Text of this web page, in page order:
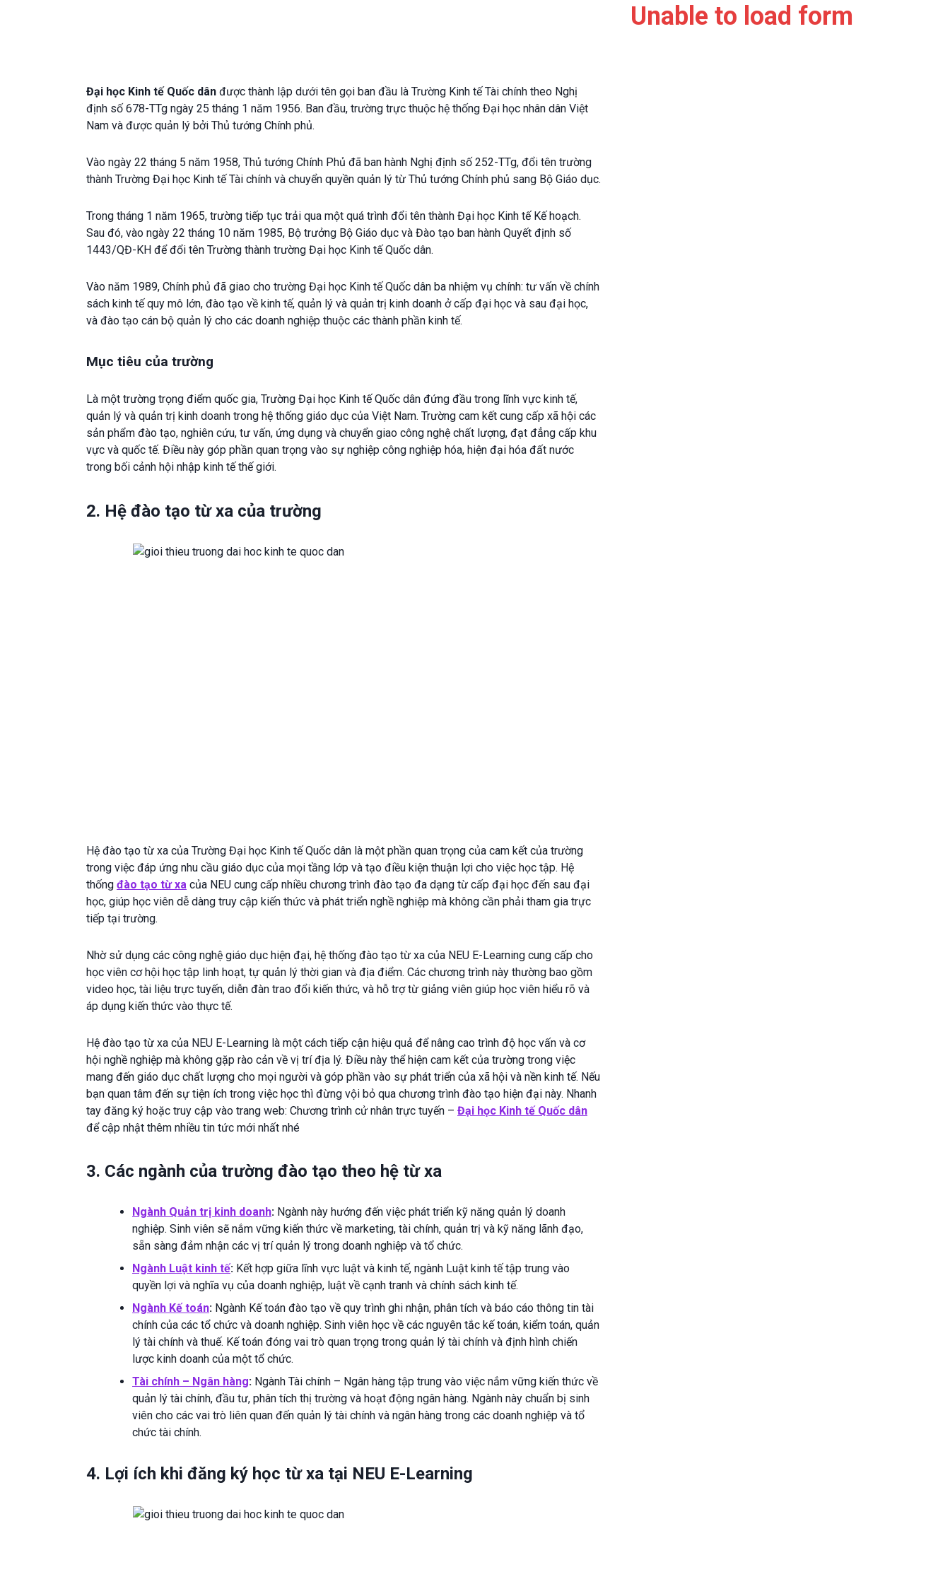
Đại học Kinh tế Quốc dân được thành lập dưới tên gọi ban đầu là Trường Kinh tế Tài chính theo Nghị
định số 678-TTg ngày 25 tháng 1 năm 1956. Ban đầu, trường trực thuộc hệ thống Đại học nhân dân Việt
Nam và được quản lý bởi Thủ tướng Chính phủ.
Vào ngày 22 tháng 5 năm 1958, Thủ tướng Chính Phủ đã ban hành Nghị định số 252-TTg, đổi tên trường
thành Trường Đại học Kinh tế Tài chính và chuyển quyền quản lý từ Thủ tướng Chính phủ sang Bộ Giáo dục.
Trong tháng 1 năm 1965, trường tiếp tục trải qua một quá trình đổi tên thành Đại học Kinh tế Kế hoạch.
Sau đó, vào ngày 22 tháng 10 năm 1985, Bộ trưởng Bộ Giáo dục và Đào tạo ban hành Quyết định số
1443/QĐ-KH để đổi tên Trường thành trường Đại học Kinh tế Quốc dân.
Vào năm 1989, Chính phủ đã giao cho trường Đại học Kinh tế Quốc dân ba nhiệm vụ chính: tư vấn về chính
sách kinh tế quy mô lớn, đào tạo về kinh tế, quản lý và quản trị kinh doanh ở cấp đại học và sau đại học,
và đào tạo cán bộ quản lý cho các doanh nghiệp thuộc các thành phần kinh tế.
Mục tiêu của trường
Là một trường trọng điểm quốc gia, Trường Đại học Kinh tế Quốc dân đứng đầu trong lĩnh vực kinh tế,
quản lý và quản trị kinh doanh trong hệ thống giáo dục của Việt Nam. Trường cam kết cung cấp xã hội các
sản phẩm đào tạo, nghiên cứu, tư vấn, ứng dụng và chuyển giao công nghệ chất lượng, đạt đẳng cấp khu
vực và quốc tế. Điều này góp phần quan trọng vào sự nghiệp công nghiệp hóa, hiện đại hóa đất nước
trong bối cảnh hội nhập kinh tế thế giới.
2. Hệ đào tạo từ xa của trường
Hệ đào tạo từ xa của Trường Đại học Kinh tế Quốc dân là một phần quan trọng của cam kết của trường
trong việc đáp ứng nhu cầu giáo dục của mọi tầng lớp và tạo điều kiện thuận lợi cho việc học tập. Hệ
thống đào tạo từ xa của NEU cung cấp nhiều chương trình đào tạo đa dạng từ cấp đại học đến sau đại
học, giúp học viên dễ dàng truy cập kiến thức và phát triển nghề nghiệp mà không cần phải tham gia trực
tiếp tại trường.
Nhờ sử dụng các công nghệ giáo dục hiện đại, hệ thống đào tạo từ xa của NEU E-Learning cung cấp cho
học viên cơ hội học tập linh hoạt, tự quản lý thời gian và địa điểm. Các chương trình này thường bao gồm
video học, tài liệu trực tuyến, diễn đàn trao đổi kiến thức, và hỗ trợ từ giảng viên giúp học viên hiểu rõ và
áp dụng kiến thức vào thực tế.
Hệ đào tạo từ xa của NEU E-Learning là một cách tiếp cận hiệu quả để nâng cao trình độ học vấn và cơ
hội nghề nghiệp mà không gặp rào cản về vị trí địa lý. Điều này thể hiện cam kết của trường trong việc
mang đến giáo dục chất lượng cho mọi người và góp phần vào sự phát triển của xã hội và nền kinh tế. Nếu
bạn quan tâm đến sự tiện ích trong việc học thì đừng vội bỏ qua chương trình đào tạo hiện đại này. Nhanh
tay đăng ký hoặc truy cập vào trang web: Chương trình cử nhân trực tuyến – Đại học Kinh tế Quốc dân
để cập nhật thêm nhiều tin tức mới nhất nhé
3. Các ngành của trường đào tạo theo hệ từ xa
Ngành Quản trị kinh doanh: Ngành này hướng đến việc phát triển kỹ năng quản lý doanh
nghiệp. Sinh viên sẽ nắm vững kiến thức về marketing, tài chính, quản trị và kỹ năng lãnh đạo,
sẵn sàng đảm nhận các vị trí quản lý trong doanh nghiệp và tổ chức.
Ngành Luật kinh tế: Kết hợp giữa lĩnh vực luật và kinh tế, ngành Luật kinh tế tập trung vào
quyền lợi và nghĩa vụ của doanh nghiệp, luật về cạnh tranh và chính sách kinh tế.
Ngành Kế toán: Ngành Kế toán đào tạo về quy trình ghi nhận, phân tích và báo cáo thông tin tài
chính của các tổ chức và doanh nghiệp. Sinh viên học về các nguyên tắc kế toán, kiểm toán, quản
lý tài chính và thuế. Kế toán đóng vai trò quan trọng trong quản lý tài chính và định hình chiến
lược kinh doanh của một tổ chức.
Tài chính – Ngân hàng: Ngành Tài chính – Ngân hàng tập trung vào việc nắm vững kiến thức về
quản lý tài chính, đầu tư, phân tích thị trường và hoạt động ngân hàng. Ngành này chuẩn bị sinh
viên cho các vai trò liên quan đến quản lý tài chính và ngân hàng trong các doanh nghiệp và tổ
chức tài chính.
4. Lợi ích khi đăng ký học từ xa tại NEU E-Learning
Unable to load form